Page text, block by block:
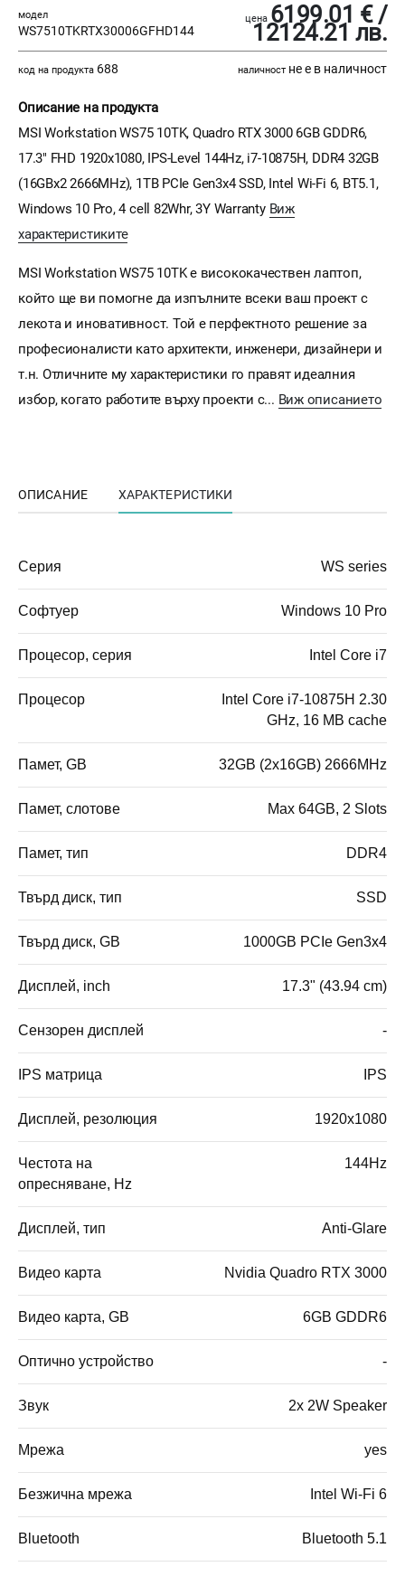
модел
WS7510TKRTX30006GFHD144
цена 6199.01 € /
12124.21 лв.
код на продукта 688 наличност не е в наличност
Описание на продукта
MSI Workstation WS75 10TK, Quadro RTX 3000 6GB GDDR6,
17.3" FHD 1920x1080, IPS-Level 144Hz, i7-10875H, DDR4 32GB
(16GBx2 2666MHz), 1TB PCIe Gen3x4 SSD, Intel Wi-Fi 6, BT5.1,
Windows 10 Pro, 4 cell 82Whr, 3Y Warranty Виж
характеристиките
MSI Workstation WS75 10TK е висококачествен лаптоп,
който ще ви помогне да изпълните всеки ваш проект с
лекота и иновативност. Той е перфектното решение за
професионалисти като архитекти, инженери, дизайнери и
т.н. Отличните му характеристики го правят идеалния
избор, когато работите върху проекти с... Виж описанието
ОПИСАНИЕ ХАРАКТЕРИСТИКИ
Серия WS series
Софтуер Windows 10 Pro
Процесор, серия Intel Core i7
Процесор
Intel Core i7-10875H 2.30
GHz, 16 MB cache
Памет, GB 32GB (2x16GB) 2666MHz
Памет, слотове Max 64GB, 2 Slots
Памет, тип DDR4
Твърд диск, тип SSD
Твърд диск, GB 1000GB PCIe Gen3x4
Дисплей, inch 17.3" (43.94 cm)
Сензорен дисплей -
IPS матрица IPS
Дисплей, резолюция 1920x1080
Честота на
опресняване, Hz
144Hz
Дисплей, тип Anti-Glare
Видео карта Nvidia Quadro RTX 3000
Видео карта, GB 6GB GDDR6
Оптично устройство -
Звук 2x 2W Speaker
Мрежа yes
Безжична мрежа Intel Wi-Fi 6
Bluetooth Bluetooth 5.1